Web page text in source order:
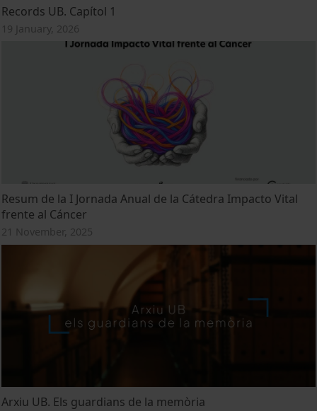
Records UB. Capítol 1
19 January, 2026
Resum de la I Jornada Anual de la Cátedra Impacto Vital
frente al Cáncer
21 November, 2025
Arxiu UB. Els guardians de la memòria